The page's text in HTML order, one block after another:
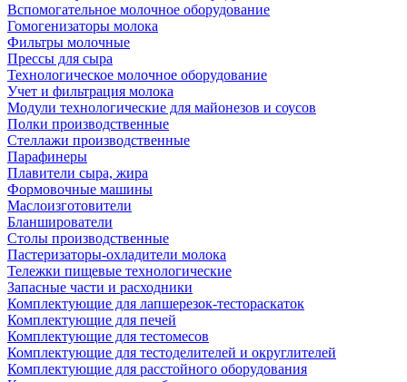
Вспомогательное молочное оборудование
Гомогенизаторы молока
Фильтры молочные
Прессы для сыра
Технологическое молочное оборудование
Учет и фильтрация молока
Модули технологические для майонезов и соусов
Полки производственные
Стеллажи производственные
Парафинеры
Плавители сыра, жира
Формовочные машины
Маслоизготовители
Бланширователи
Столы производственные
Пастеризаторы-охладители молока
Тележки пищевые технологические
Запасные части и расходники
Комплектующие для лапшерезок-тестораскаток
Комплектующие для печей
Комплектующие для тестомесов
Комплектующие для тестоделителей и округлителей
Комплектующие для расстойного оборудования